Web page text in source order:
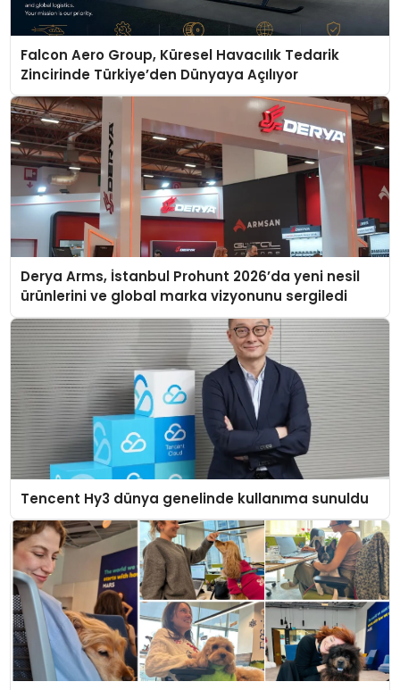
Falcon Aero Group, Küresel Havacılık Tedarik
Zincirinde Türkiye’den Dünyaya Açılıyor
Derya Arms, İstanbul Prohunt 2026’da yeni nesil
ürünlerini ve global marka vizyonunu sergiledi
Tencent Hy3 dünya genelinde kullanıma sunuldu